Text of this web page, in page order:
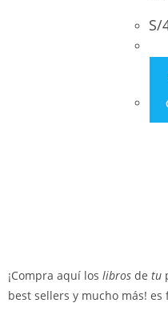
S/
¡Compra aquí los libros de tu
best sellers y mucho más!